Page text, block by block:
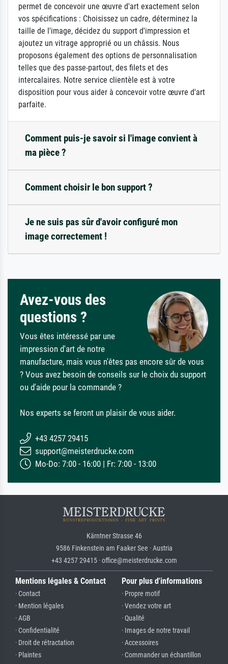
permet de concevoir une œuvre d'art exactement selon
vos spécifications : Choisissez un cadre, déterminez la
taille de l'image, décidez du support d'impression et
ajoutez un vitrage approprié ou un châssis. Nous
proposons également des options de personnalisation
telles que des passe-partout, des filets et des
intercalaires. Notre service clientèle est à votre
disposition pour vous aider à concevoir votre œuvre d'art
parfaite.
Comment puis-je savoir si l'image convient à
ma pièce ?
Comment choisir le bon support ?
Je ne suis pas sûr d'avoir configuré mon
image correctement !
Avez-vous des
questions ?
Vous êtes intéressé par une
impression d'art de notre
manufacture, mais vous n'êtes pas encore sûr de vous
? Vous avez besoin de conseils sur le choix du support
ou d'aide pour la commande ?
Nos experts se feront un plaisir de vous aider.
+43 4257 29415
support@meisterdrucke.com
Mo-Do: 7:00 - 16:00 | Fr: 7:00 - 13:00
Kärntner Strasse 46
9586 Finkenstein am Faaker See · Austria
+43 4257 29415 · office@meisterdrucke.com
Mentions légales & Contact
· Contact
· Mention légales
· AGB
· Confidentialité
· Droit de rétractation
· Plaintes
Pour plus d'informations
· Propre motif
· Vendez votre art
· Qualité
· Images de notre travail
· Accessoires
· Commander un échantillon